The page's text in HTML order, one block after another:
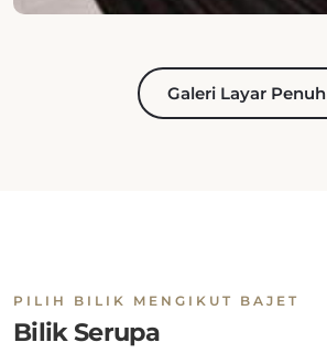
Galeri Layar Penuh
PILIH BILIK MENGIKUT BAJET
Bilik Serupa